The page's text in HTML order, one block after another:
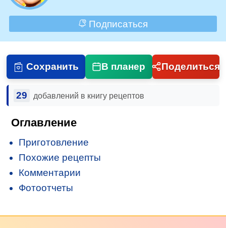
Подписаться
Сохранить В планер Поделиться
29 добавлений в книгу рецептов
Оглавление
Приготовление
Похожие рецепты
Комментарии
Фотоотчеты